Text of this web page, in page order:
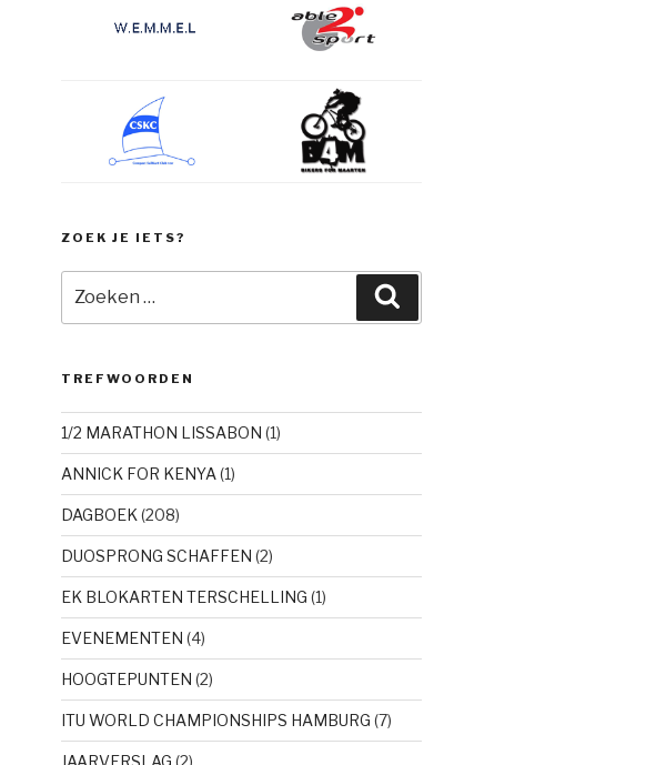
ZOEK JE IETS?
naar:
TREFWOORDEN
1/2 MARATHON LISSABON (1)
ANNICK FOR KENYA(1)
DAGBOEK (208)
DUOSPRONG SCHAFFEN (2)
EK BLOKARTEN TERSCHELLING (1)
EVENEMENTEN (4)
HOOGTEPUNTEN (2)
ITU WORLD CHAMPIONSHIPS HAMBURG (7)
JAARVERSLAG (2)